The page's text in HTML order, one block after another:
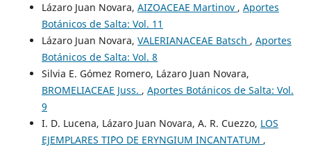
Lázaro Juan Novara, AIZOACEAE Martinov , Aportes
Botánicos de Salta: Vol. 11
Lázaro Juan Novara, VALERIANACEAE Batsch , Aportes
Botánicos de Salta: Vol. 8
Silvia E. Gómez Romero, Lázaro Juan Novara,
BROMELIACEAE Juss. , Aportes Botánicos de Salta: Vol.
9
I. D. Lucena, Lázaro Juan Novara, A. R. Cuezzo, LOS
EJEMPLARES TI´PO DE ERYNGIUM INCANTATUM ,